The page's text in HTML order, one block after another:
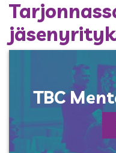
TBC